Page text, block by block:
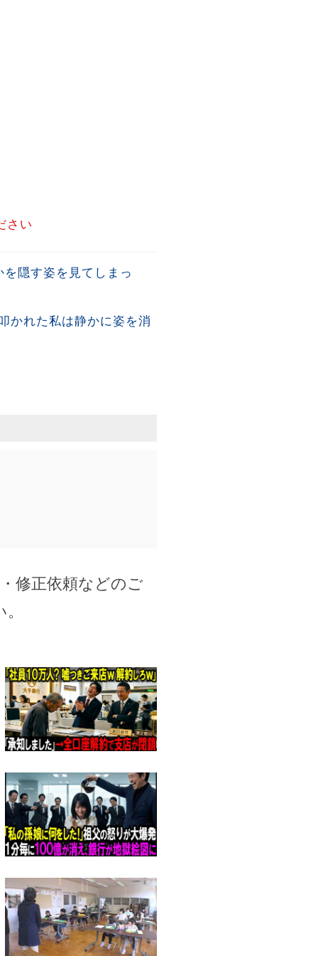
さい
隠す姿を見てしまっ
かれた私は静かに姿を消
修正依頼などのご